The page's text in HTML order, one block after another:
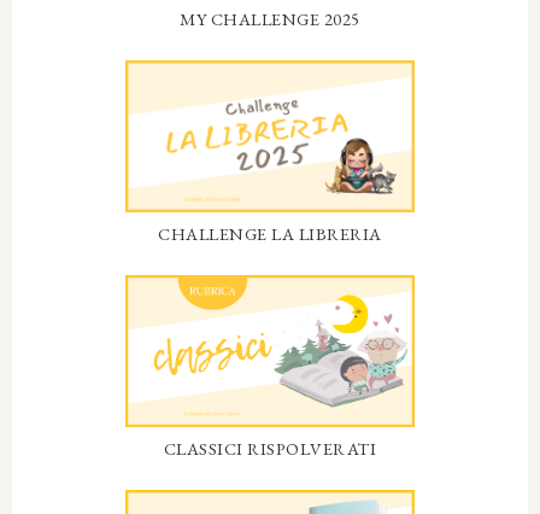
MY CHALLENGE 2025
CHALLENGE LA LIBRERIA
CLASSICI RISPOLVERATI